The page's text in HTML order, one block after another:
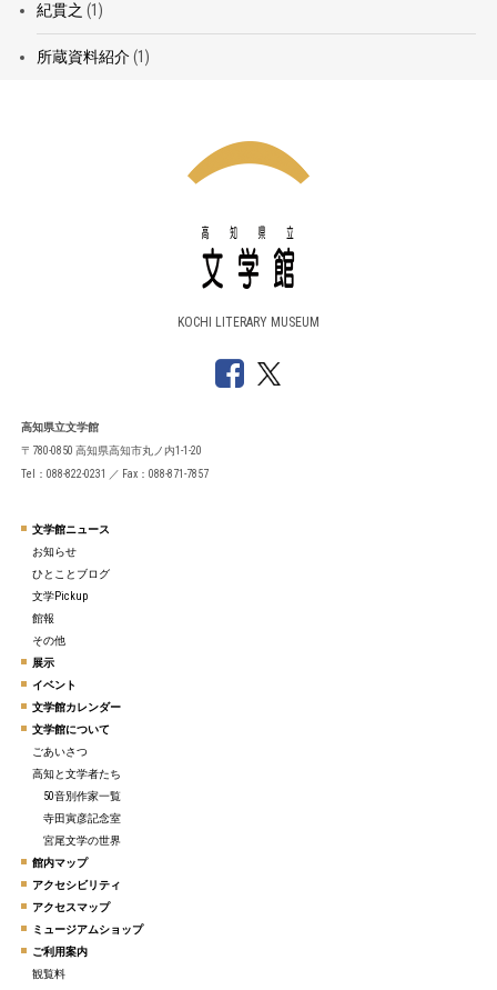
紀貫之 (1)
所蔵資料紹介(1)
KOCHI LITERARY MUSEUM
高知県立文学館
〒780-0850 高知県高知市丸ノ内1-1-20
Tel：088-822-0231 ／ Fax：088-871-7857
文学館ニュース
お知らせ
ひとことブログ
文学Pickup
館報
その他
展示
イベント
文学館カレンダー
文学館について
ごあいさつ
高知と文学者たち
50音別作家一覧
寺田寅彦記念室
宮尾文学の世界
館内マップ
アクセシビリティ
アクセスマップ
ミュージアムショップ
ご利用案内
観覧料